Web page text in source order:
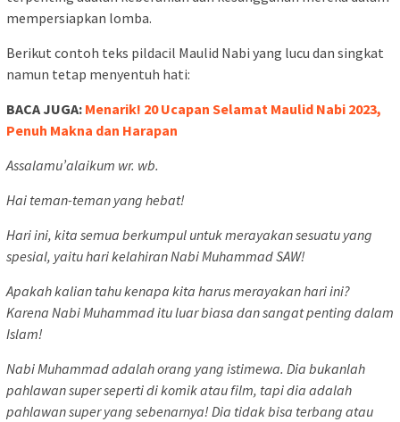
mempersiapkan lomba.
Berikut contoh teks pildacil Maulid Nabi yang lucu dan singkat
namun tetap menyentuh hati:
BACA JUGA: Menarik! 20 Ucapan Selamat Maulid Nabi 2023,
Penuh Makna dan Harapan
Assalamu’alaikum wr. wb.
Hai teman-teman yang hebat!
Hari ini, kita semua berkumpul untuk merayakan sesuatu yang
spesial, yaitu hari kelahiran Nabi Muhammad SAW!
Apakah kalian tahu kenapa kita harus merayakan hari ini?
Karena Nabi Muhammad itu luar biasa dan sangat penting dalam
Islam!
Nabi Muhammad adalah orang yang istimewa. Dia bukanlah
pahlawan super seperti di komik atau film, tapi dia adalah
pahlawan super yang sebenarnya! Dia tidak bisa terbang atau